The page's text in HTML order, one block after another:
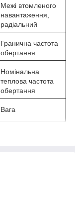
Межі втомленого
навантаження,
радіальний
Гранична частота
обертання
Номінальна
теплова частота
обертання
Вага